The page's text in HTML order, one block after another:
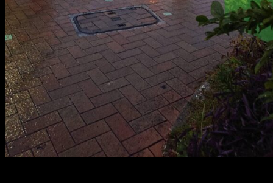
テ
ン
ツ
へ
移
動